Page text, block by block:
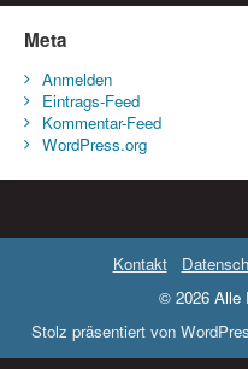
Meta
Anmelden
Eintrags-Feed
Kommentar-Feed
WordPress.org
Kontakt
© 2026 Alle
Stolz präsentiert von